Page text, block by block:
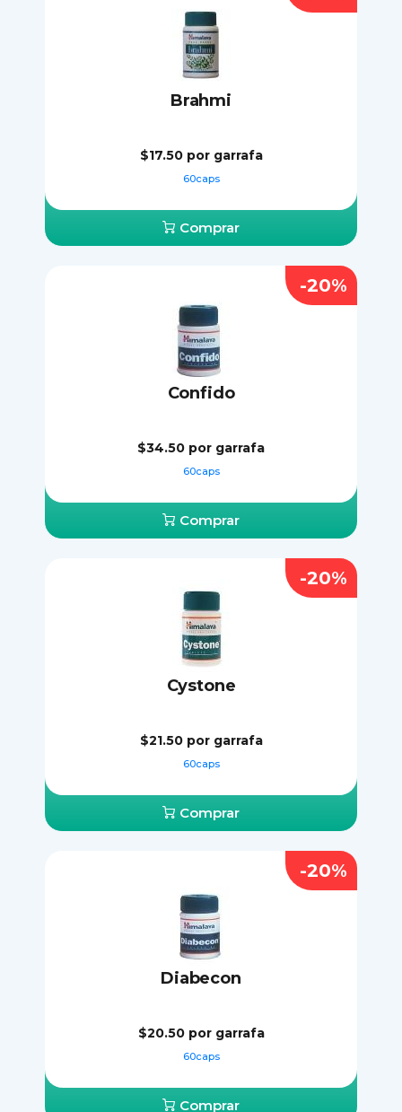
Brahmi
$17.50 por garrafa
60caps
Comprar
Confido
$34.50 por garrafa
60caps
Comprar
-20%
Cystone
$21.50 por garrafa
60caps
Comprar
-20%
Diabecon
$20.50 por garrafa
60caps
Comprar
-20%